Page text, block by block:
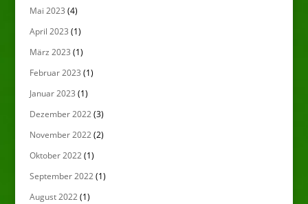
Mai 2023 (4)
April 2023 (1)
März 2023 (1)
Februar 2023 (1)
Januar 2023 (1)
Dezember 2022(3)
November 2022(2)
Oktober 2022(1)
September 2022(1)
August 2022(1)